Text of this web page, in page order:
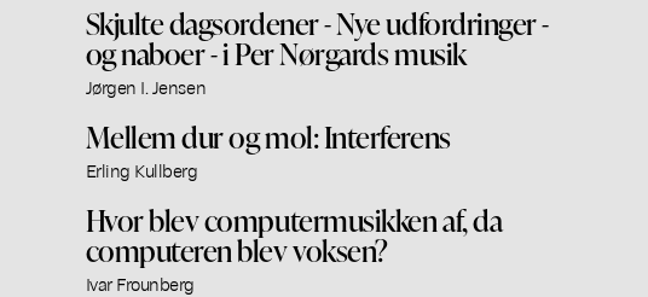
Skjulte dagsordener - Nye udfordringer -
og naboer - i Per Nørgards musik
Jørgen I. Jensen
Mellem dur og mol: Interferens
Erling Kullberg
Hvor blev computermusikken af, da
computeren blev voksen?
Ivar Frounberg